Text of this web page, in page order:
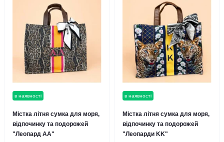
в наявності
Містка літня сумка для моря,
відпочинку та подорожей
"Леопард AA"
в наявності
Містка літня сумка для моря,
відпочинку та подорожей
"Леопарди KK"